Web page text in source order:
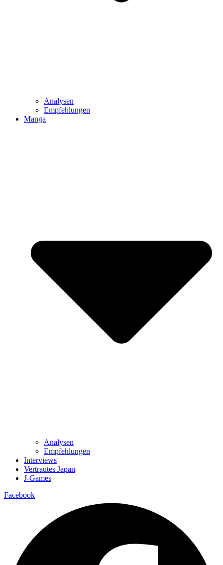
Analysen
Empfehlungen
Manga
Analysen
Empfehlungen
Interviews
Vertrautes Japan
J-Games
Facebook